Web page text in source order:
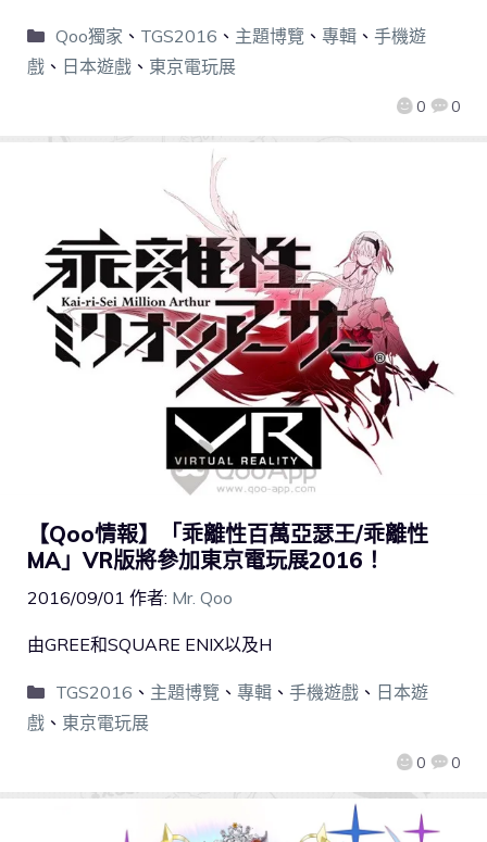
0 0
Qoo獨家 、 TGS2016 、 主題博覽 、 專輯、 手機遊
戲 、 日本遊戲 、 東京電玩展
【Qoo情報】「乖離性百萬亞瑟王/乖離性
MA」VR版將參加東京電玩展2016！
2016/09/01 作者: Mr. Qoo
0 0
由GREE和SQUARE ENIX以及H
TGS2016 、 主題博覽 、 專輯、 手機遊戲、 日本遊
戲 、 東京電玩展